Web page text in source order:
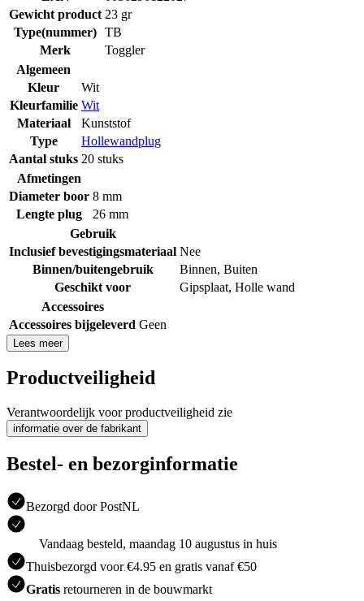
Gewicht product 23 gr
Type(nummer) TB
Merk
Toggler
Algemeen
Kleur
Wit
Kleurfamilie Wit
Materiaal
Kunststof
Type
Hollewandplug
Aantal stuks 20 stuks
Afmetingen
Diameter boor 8 mm
Lengte plug
26 mm
Gebruik
Inclusief bevestigingsmateriaal Nee
Binnen/buitengebruik
Binnen, Buiten
Geschikt voor
Gipsplaat, Holle wand
Accessoires
Accessoires bijgeleverd Geen
Lees meer
Productveiligheid
Verantwoordelijk voor productveiligheid zie
informatie over de fabrikant
Bestel- en bezorginformatie
Bezorgd door PostNL
Vandaag besteld, maandag 10 augustus in huis
Thuisbezorgd voor €4.95 en gratis vanaf €50
Gratis retourneren in de bouwmarkt